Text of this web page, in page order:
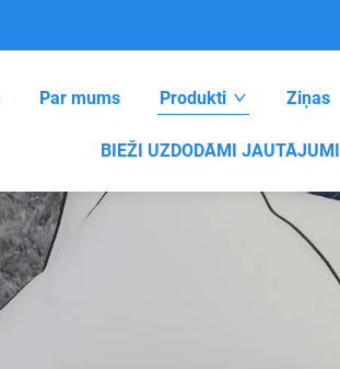
Par mums Produkti Ziņas
BIEŽI UZDODĀMI JAUTĀJUMI